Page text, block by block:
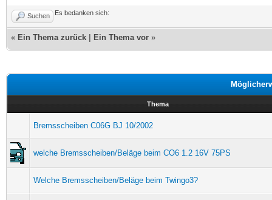
Suchen Es bedanken sich:
« Ein Thema zurück Ein Thema vor »
Thema
Bremsscheiben C06G BJ 10/2002
welche Bremsscheiben/Beläge beim CO6 1.2 16V 75PS
Welche Bremsscheiben/Beläge beim Twingo3?